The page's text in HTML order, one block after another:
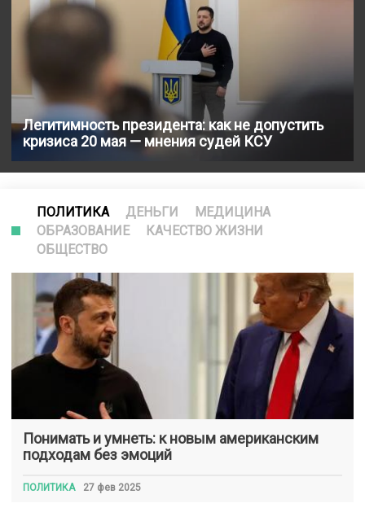
Легитимность президента: как не допустить
кризиса 20 мая — мнения судей КСУ
ПОЛИТИКА ДЕНЬГИ
МЕДИЦИНА
ОБРАЗОВАНИЕ
КАЧЕСТВО ЖИЗНИ
ОБЩЕСТВО
Понимать и умнеть: к новым американским
подходам без эмоций
ПОЛИТИКА 27 фев 2025